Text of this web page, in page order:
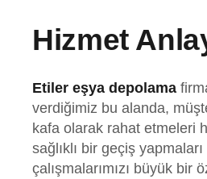
Hizmet
Etiler eşya depolama
verdiğimiz bu alanda,
kafa olarak rahat etmeleri
sağlıklı bir geçiş yapmaları
çalışmalarımızı büyük bir